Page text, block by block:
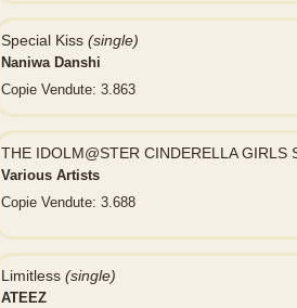
Special Kiss (single)
Naniwa Danshi
Copie Vendute: 3.863
THE IDOLM@STER CINDERELLA
Various Artists
Copie Vendute: 3.688
Limitless (single)
ATEEZ